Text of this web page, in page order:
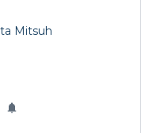
Mitsuh